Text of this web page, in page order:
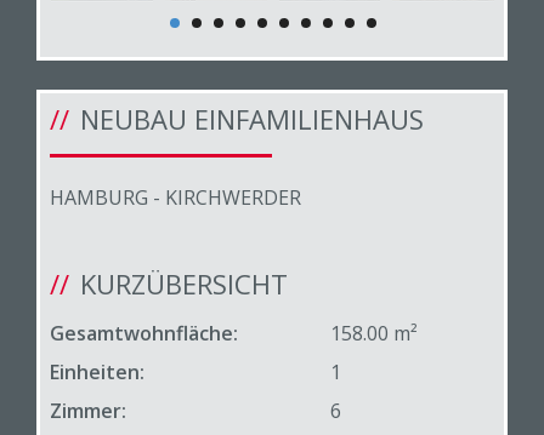
NEUBAU EINFAMILIENHAUS
HAMBURG - KIRCHWERDER
KURZÜBERSICHT
Gesamtwohnfläche:
158.00 m²
Einheiten:
1
Zimmer:
6